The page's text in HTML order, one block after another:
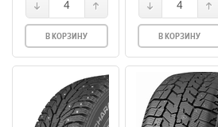
4
В КОРЗИНУ
4
В КОРЗИНУ